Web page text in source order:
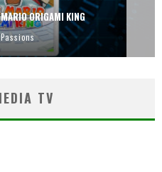
ORIGAMI KING
TV